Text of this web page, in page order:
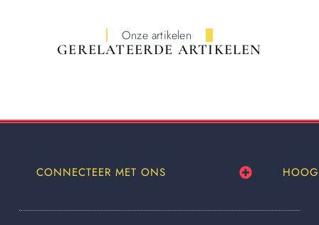
Onze artikelen
GERELATEERDE ARTIKELEN
CONNECTEER MET ONS